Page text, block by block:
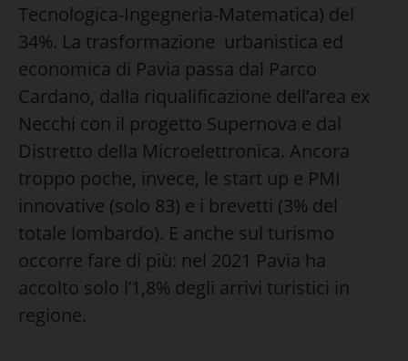
Tecnologica-Ingegneria-Matematica) del
34%. La trasformazione urbanistica ed
economica di Pavia passa dal Parco
Cardano, dalla riqualificazione dell’area ex
Necchi con il progetto Supernova e dal
Distretto della Microelettronica. Ancora
troppo poche, invece, le start up e PMI
innovative (solo 83) e i brevetti (3% del
totale lombardo). E anche sul turismo
occorre fare di più: nel 2021 Pavia ha
accolto solo l’1,8% degli arrivi turistici in
regione.